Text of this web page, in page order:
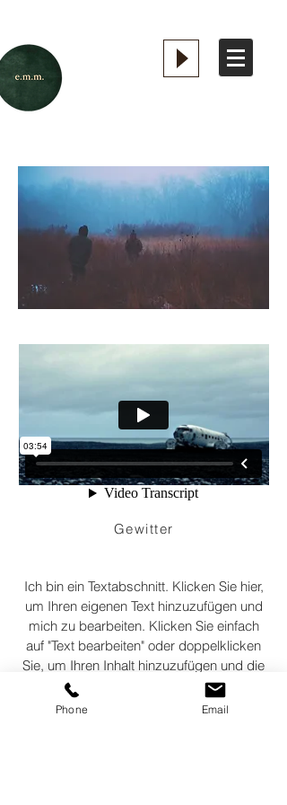
Gewitter
Ich bin ein Textabschnitt. Klicken Sie hier,
um Ihren eigenen Text hinzuzufügen und
mich zu bearbeiten. Klicken Sie einfach
auf "Text bearbeiten" oder doppelklicken
Sie, um Ihren Inhalt hinzuzufügen und die
Fonts zu ändern. Ziehen Sie mich an die
gewünschte Stelle auf Ihrer Seite.
Phone Email